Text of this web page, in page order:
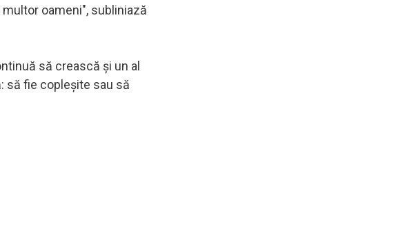
oameni", subliniază
să crească şi un al
să fie copleşite sau să